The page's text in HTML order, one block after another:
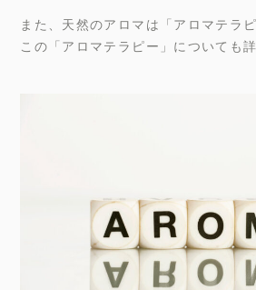
また、天然のアロマは「アロマテラ
この「アロマテラピー」についても